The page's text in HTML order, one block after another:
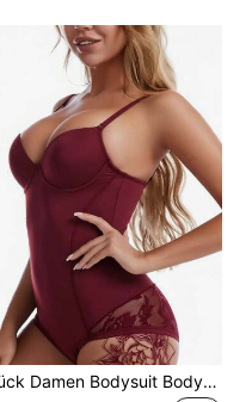
1 Stück Damen Bodysuit Bodysuit, Spitze Bodycon, Bauchkontrolle, Po-Lift, Taillenformung, Brustformung, Damen Shapewear mit BH-Cups, dreireihiger Druckknopf-Schrittdesign, kann als Oberbekleidung getragen werden, bequeme und passgenaue formende Unterwäsche, leichtes elastisches Material